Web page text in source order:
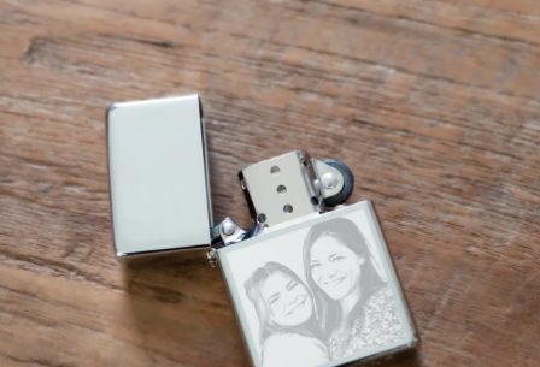
4,5 (basado en +15.000 opiniones)
Nuestros regalos inspiran. Los clientes nos dan un 4,5 en
Google Reviews.
Tarjeta de felicitación gratuita
Crea algo único en pocos pasos – con su nombre, tu foto o
un mensaje que llegue al corazón. Sin complicaciones, solo
todo el amor para el momento.